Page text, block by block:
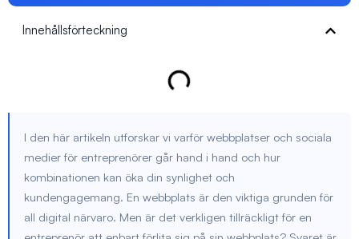
Innehållsförteckning
I den här artikeln utforskar vi varför webbplatser och sociala
medier för entreprenörer går hand i hand och hur
kombinationen kan öka din synlighet och
kundengagemang. En webbplats är den viktiga grunden för
all digital närvaro. Men är det verkligen tillräckligt för en